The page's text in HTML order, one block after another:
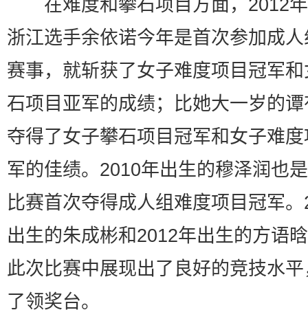
在难度和攀石项目方面，2012
浙江选手余依诺今年是首次参加成
赛事，就斩获了女子难度项目冠军
石项目亚军的成绩；比她大一岁的
夺得了女子攀石项目冠军和女子难
军的佳绩。2010年出生的穆泽润也
比赛首次夺得成人组难度项目冠军
出生的朱成彬和2012年出生的方语
此次比赛中展现出了良好的竞技水
了领奖台。